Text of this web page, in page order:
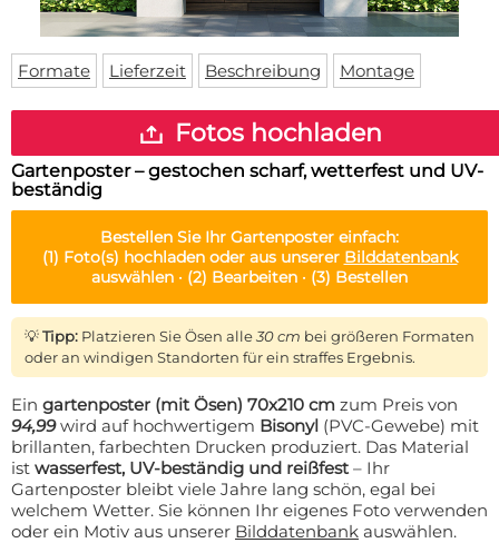
Fußmatte
Bodenmatte
Custom skateboard deck
Über uns
Lieferzeiten
Login
WhatsApp
Formate Lieferzeit Beschreibung Montage
Fotos hochladen
Gartenposter – gestochen scharf, wetterfest und UV-
beständig
Bestellen Sie Ihr Gartenposter einfach:
(1) Foto(s) hochladen oder aus unserer Bilddatenbank
auswählen · (2) Bearbeiten · (3) Bestellen
💡Tipp: Platzieren Sie Ösen alle30 cm bei größeren Formaten
oder an windigen Standorten für ein straffes Ergebnis.
Ein gartenposter (mit Ösen) 70x210 cm zum Preis von
94,99wird auf hochwertigem Bisonyl (PVC-Gewebe) mit
brillanten, farbechten Drucken produziert. Das Material
ist wasserfest, UV-beständig und reißfest– Ihr
Gartenposter bleibt viele Jahre lang schön, egal bei
welchem Wetter. Sie können Ihr eigenes Foto verwenden
oder ein Motiv aus unserer Bilddatenbank auswählen.